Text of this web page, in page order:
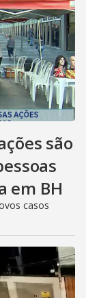
são
em BH
casos